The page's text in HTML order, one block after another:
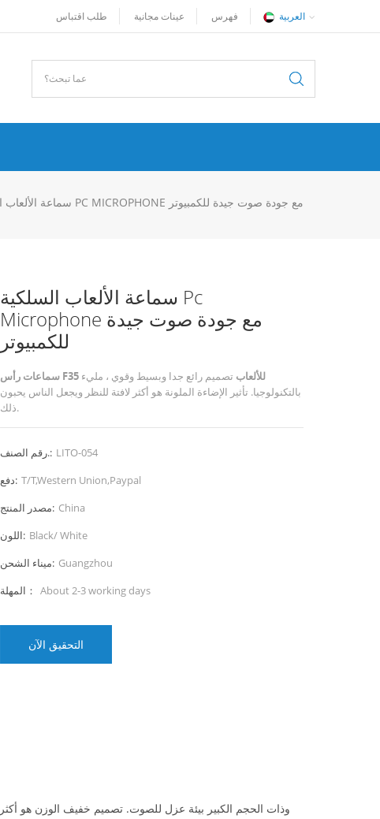
العربية طلب اقتباس عينات مجانية فهرس
سماعة الألعاب السلكية PC MICROPHONE مع جودة صوت جيدة للكمبيوتر
سماعة الألعاب السلكية Pc
Microphone مع جودة صوت جيدة
للكمبيوتر
سماعات رأس F35 للألعاب تصميم رائع جدا وبسيط وقوي ، مليء
بالتكنولوجيا. تأثير الإضاءة الملونة هو أكثر لافتة للنظر ويجعل الناس يحبون
ذلك.
رقم الصنف.: LITO-054
دفع: T/T,Western Union,Paypal
مصدر المنتج: China
اللون: Black/ White
ميناء الشحن: Guangzhou
المهلة： About 2-3 working days
التحقيق الآن